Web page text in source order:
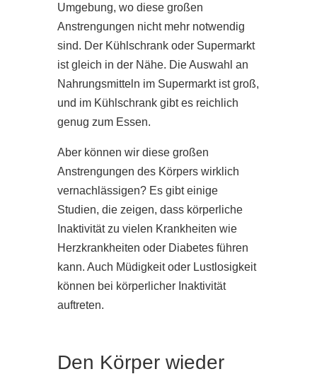
Umgebung, wo diese großen
Anstrengungen nicht mehr notwendig
sind. Der Kühlschrank oder Supermarkt
ist gleich in der Nähe. Die Auswahl an
Nahrungsmitteln im Supermarkt ist groß,
und im Kühlschrank gibt es reichlich
genug zum Essen.
Aber können wir diese großen
Anstrengungen des Körpers wirklich
vernachlässigen? Es gibt einige
Studien, die zeigen, dass körperliche
Inaktivität zu vielen Krankheiten wie
Herzkrankheiten oder Diabetes führen
kann. Auch Müdigkeit oder Lustlosigkeit
können bei körperlicher Inaktivität
auftreten.
Den Körper wieder